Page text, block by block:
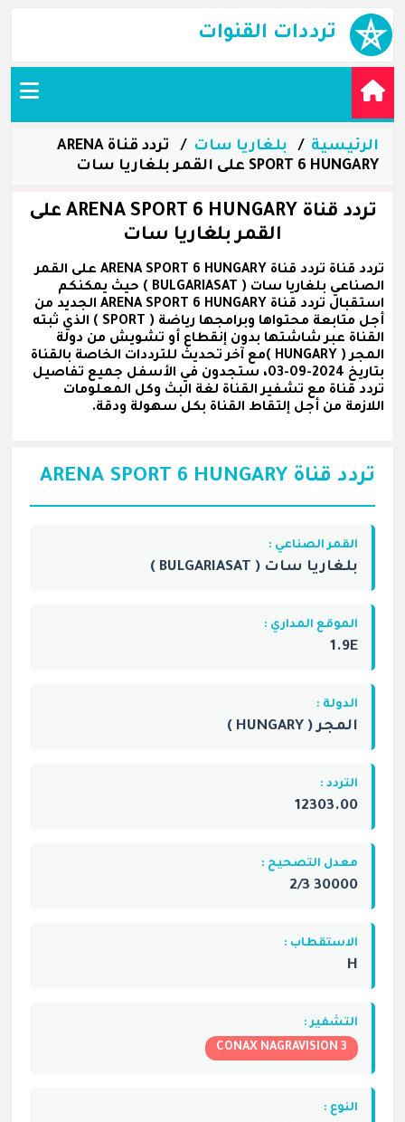
ترددات القنوات
الرئيسية بلغاريا سات
تردد قناة ARENA
SPORT 6 HUNGARY على القمر بلغاريا سات
تردد قناة ARENA SPORT 6 HUNGARY على
القمر بلغاريا سات
تردد قناة تردد قناة ARENA SPORT 6 HUNGARY على القمر
الصناعي بلغاريا سات ( BULGARIASAT ) حيث يمكنكم
استقبال تردد قناة ARENA SPORT 6 HUNGARY الجديد من
أجل متابعة محتواها وبرامجها رياضة ( SPORT ) الذي ثبته
القناة عبر شاشتها بدون إنقطاع أو تشويش من دولة
المجر ( HUNGARY )مع آخر تحديث للترددات الخاصة بالقناة
بتاريخ 2024-09-03، ستجدون في الأسفل جميع تفاصيل
تردد قناة مع تشفير القناة لغة البث وكل المعلومات
اللازمة من أجل إلتقاط القناة بكل سهولة ودقة.
تردد قناة ARENA SPORT 6 HUNGARY
القمر الصناعي :
بلغاريا سات ( BULGARIASAT )
الموقع المداري :
1.9E
الدولة :
المجر ( HUNGARY )
التردد :
12303.00
معدل التصحيح :
30000 2/3
الاستقطاب :
H
التشفير :
CONAX NAGRAVISION 3
النوع :